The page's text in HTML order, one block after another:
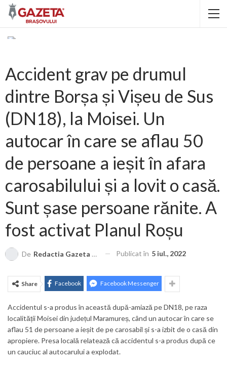
Accident grav pe drumul
dintre Borșa și Vișeu de Sus
(DN18), la Moisei. Un
autocar în care se aflau 50
de persoane a ieșit în afara
carosabilului și a lovit o casă.
Sunt șase persoane rănite. A
fost activat Planul Roșu
De Redactia Gazeta Brașovului Publicat în 5 iul., 2022
Share Facebook Facebook Messenger
Accidentul s-a produs în această după-amiază pe DN18, pe raza
localității Moisei din județul Maramureș, când un autocar în care se
aflau 51 de persoane a ieșit de pe carosabil și s-a izbit de o casă din
apropiere. Presa locală relatează că accidentul s-a produs după ce
un cauciuc al autocarului a explodat.